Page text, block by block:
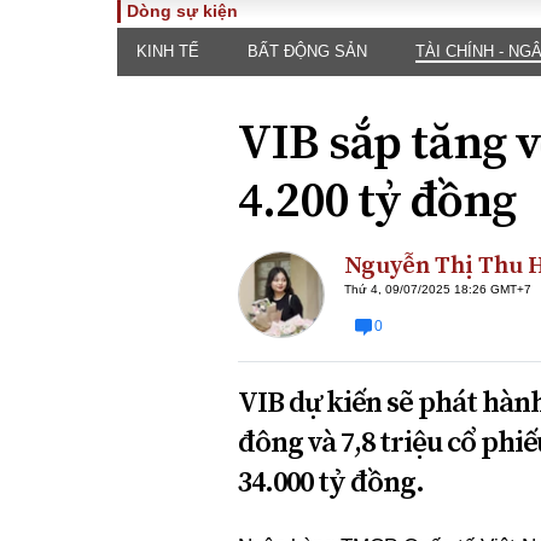
TOÀN CẢNH
Chính sách
Đối thoại
PHÁP
Góc nhìn
Hồ sơ
Tiếng
An ninh
ĐA CHIỀU
Dòng sự kiện
KINH TẾ BẤT ĐỘNG SẢN TÀI CHÍNH -
VIB sắp tăng
4.200 tỷ đồng
Nguyễn Thị Thu
Thứ 4, 09/07/2025 18:26 GMT+7
0
VIB dự kiến sẽ phát
đông và 7,8 triệu cổ
34.000 tỷ đồng.